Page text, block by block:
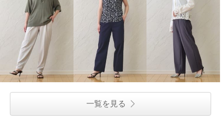
一覧を見る